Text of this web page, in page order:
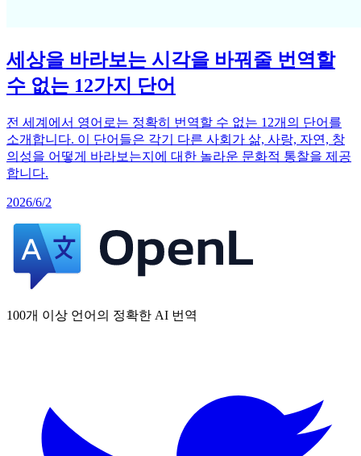
세상을 바라보는 시각을 바꿔줄 번역할
수 없는 12가지 단어
전 세계에서 영어로는 정확히 번역할 수 없는 12개의 단어를
소개합니다. 이 단어들은 각기 다른 사회가 삶, 사랑, 자연, 창
의성을 어떻게 바라보는지에 대한 놀라운 문화적 통찰을 제공
합니다.
2026/6/2
100개 이상 언어의 정확한 AI 번역